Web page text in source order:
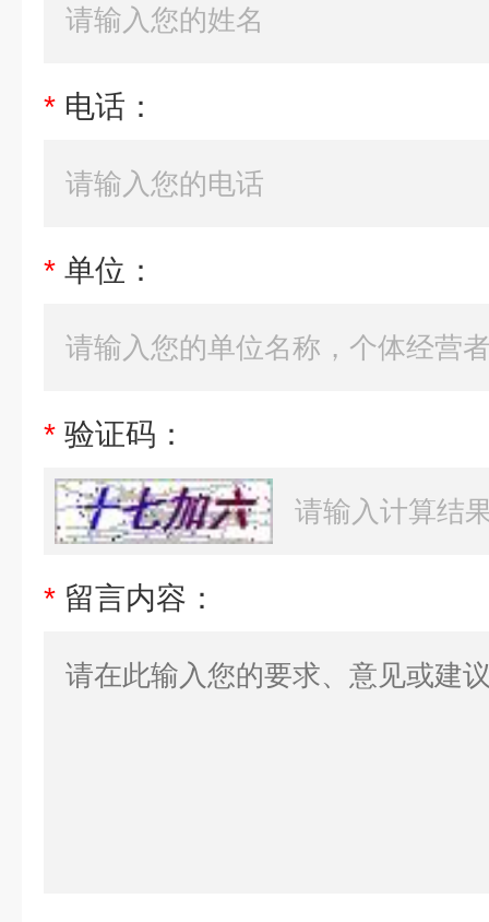
* 电话：
* 单位：
* 验证码：
* 留言内容：